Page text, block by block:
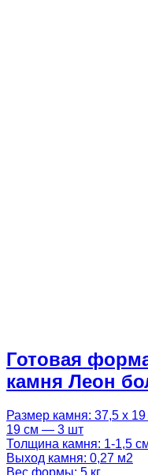
Готовая
камня Леон
Размер камня: 37,5 х
19 см — 3 шт
Толщина камня: 1-1,5
Выход камня: 0,27 м2
Вес формы: 5 кг